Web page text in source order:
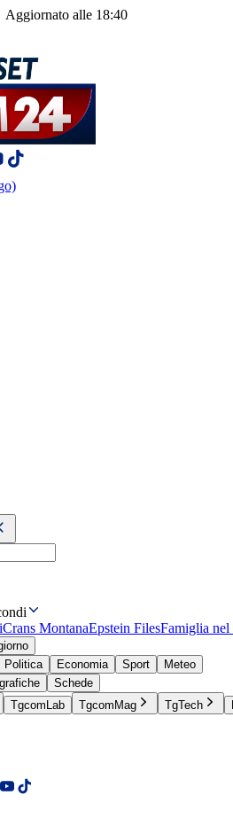
Aggiornato alle 18:40
Crans MontanaEpstein FilesFamiglia nel
Politica Economia Sport
Meteo
Schede
TgcomLab TgcomMag TgTech